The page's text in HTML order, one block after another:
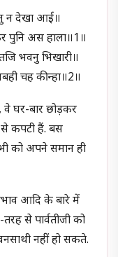
न देखा आई॥
पुनि अस हाला॥1॥
भवनु भिखारी॥
चह कीन्हा॥2॥
वे घर-बार छोड़कर
से कपटी हैं. बस
को अपने समान ही
आदि के बारे में
से पार्वतीजी को
नहीं हो सकते.